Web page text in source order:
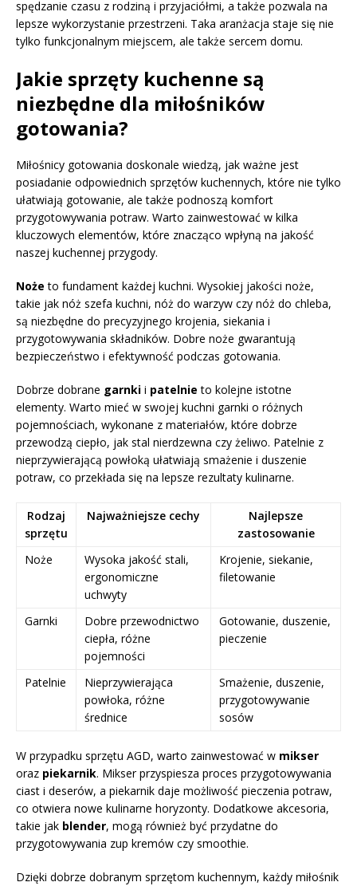
spędzanie czasu z rodziną i przyjaciółmi, a także pozwala na
lepsze wykorzystanie przestrzeni. Taka aranżacja staje się nie
tylko funkcjonalnym miejscem, ale także sercem domu.
Jakie sprzęty kuchenne są
niezbędne dla miłośników
gotowania?
Miłośnicy gotowania doskonale wiedzą, jak ważne jest
posiadanie odpowiednich sprzętów kuchennych, które nie tylko
ułatwiają gotowanie, ale także podnoszą komfort
przygotowywania potraw. Warto zainwestować w kilka
kluczowych elementów, które znacząco wpłyną na jakość
naszej kuchennej przygody.
Noże to fundament każdej kuchni. Wysokiej jakości noże,
takie jak nóż szefa kuchni, nóż do warzyw czy nóż do chleba,
są niezbędne do precyzyjnego krojenia, siekania i
przygotowywania składników. Dobre noże gwarantują
bezpieczeństwo i efektywność podczas gotowania.
Dobrze dobrane garnki i patelnie to kolejne istotne
elementy. Warto mieć w swojej kuchni garnki o różnych
pojemnościach, wykonane z materiałów, które dobrze
przewodzą ciepło, jak stal nierdzewna czy żeliwo. Patelnie z
nieprzywierającą powłoką ułatwiają smażenie i duszenie
potraw, co przekłada się na lepsze rezultaty kulinarne.
Rodzaj
sprzętu
Najważniejsze cechy
Najlepsze
zastosowanie
Noże
Wysoka jakość stali,
ergonomiczne
uchwyty
Krojenie, siekanie,
filetowanie
Garnki
Dobre przewodnictwo
ciepła, różne
pojemności
Gotowanie, duszenie,
pieczenie
Patelnie
Nieprzywierająca
powłoka, różne
średnice
Smażenie, duszenie,
przygotowywanie
sosów
W przypadku sprzętu AGD, warto zainwestować w mikser
oraz piekarnik. Mikser przyspiesza proces przygotowywania
ciast i deserów, a piekarnik daje możliwość pieczenia potraw,
co otwiera nowe kulinarne horyzonty. Dodatkowe akcesoria,
takie jak blender, mogą również być przydatne do
przygotowywania zup kremów czy smoothie.
Dzięki dobrze dobranym sprzętom kuchennym, każdy miłośnik